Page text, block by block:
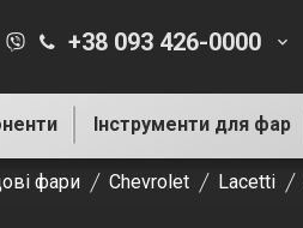
+38 093 426-0000 keyboard_arrow_down
Інструменти для фар
фари Chevrolet Lacetti